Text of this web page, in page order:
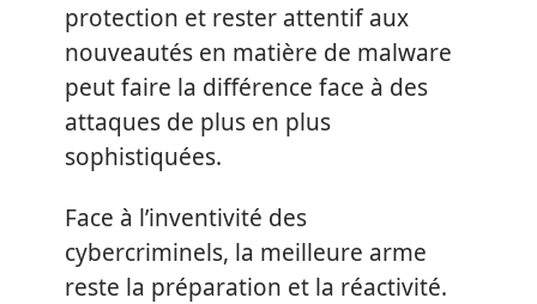
protection et rester attentif aux
nouveautés en matière de malware
peut faire la différence face à des
attaques de plus en plus
sophistiquées.
Face à l’inventivité des
cybercriminels, la meilleure arme
reste la préparation et la réactivité.